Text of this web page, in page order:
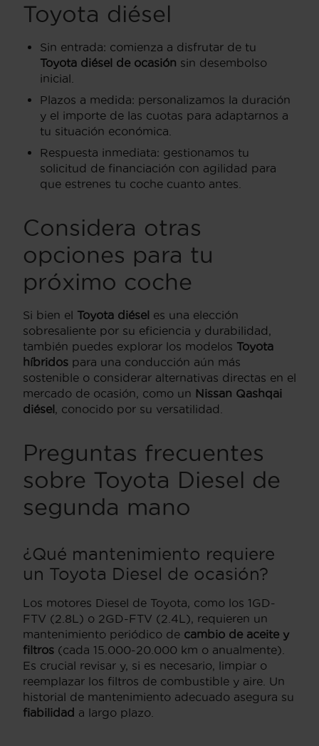
Toyota diésel
Sin entrada: comienza a disfrutar de tu
Toyota diésel de ocasión sin desembolso
inicial.
Plazos a medida: personalizamos la duración
y el importe de las cuotas para adaptarnos a
tu situación económica.
Respuesta inmediata: gestionamos tu
solicitud de financiación con agilidad para
que estrenes tu coche cuanto antes.
Considera otras
opciones para tu
próximo coche
Si bien el Toyota diésel es una elección
sobresaliente por su eficiencia y durabilidad,
también puedes explorar los modelos Toyota
híbridos para una conducción aún más
sostenible o considerar alternativas directas en el
mercado de ocasión, como un Nissan Qashqai
diésel , conocido por su versatilidad.
Preguntas frecuentes
sobre Toyota Diesel de
segunda mano
¿Qué mantenimiento requiere
un Toyota Diesel de ocasión?
Los motores Diesel de Toyota, como los 1GD-
FTV (2.8L) o 2GD-FTV (2.4L), requieren un
mantenimiento periódico de cambio de aceite y
filtros (cada 15.000-20.000 km o anualmente).
Es crucial revisar y, si es necesario, limpiar o
reemplazar los filtros de combustible y aire. Un
historial de mantenimiento adecuado asegura su
fiabilidad a largo plazo.